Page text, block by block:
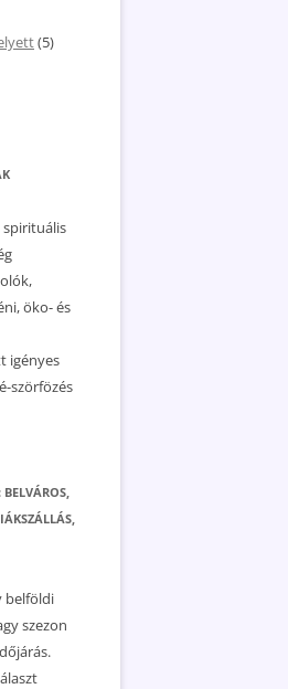
(5)
spirituális
öko- és
igényes
szörfözés
belföldi
szezon